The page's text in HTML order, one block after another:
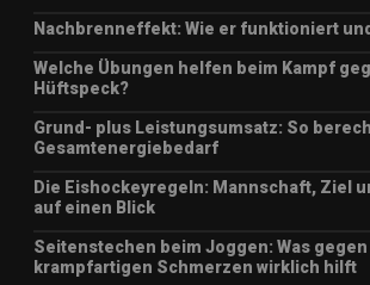
Nachbrenneffekt: Wie er funktioniert
Welche Übungen helfen beim Kampf
Hüftspeck?
Grund- plus Leistungsumsatz: So
Gesamtenergiebedarf
Die Eishockeyregeln: Mannschaft, Ziel
auf einen Blick
Seitenstechen beim Joggen: Was gegen
krampfartigen Schmerzen wirklich hilft